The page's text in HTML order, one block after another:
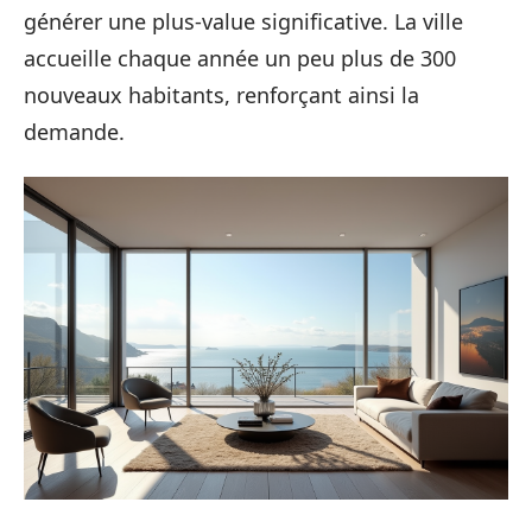
générer une plus-value significative. La ville
accueille chaque année un peu plus de 300
nouveaux habitants, renforçant ainsi la
demande.